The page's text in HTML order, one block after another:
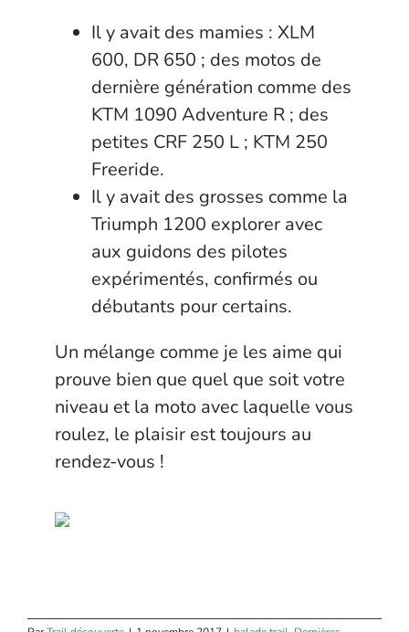
Il y avait des mamies : XLM
600, DR 650 ; des motos de
dernière génération comme des
KTM 1090 Adventure R ; des
petites CRF 250 L ; KTM 250
Freeride.
Il y avait des grosses comme la
Triumph 1200 explorer avec
aux guidons des pilotes
expérimentés, confirmés ou
débutants pour certains.
Un mélange comme je les aime qui
prouve bien que quel que soit votre
niveau et la moto avec laquelle vous
roulez, le plaisir est toujours au
rendez-vous !